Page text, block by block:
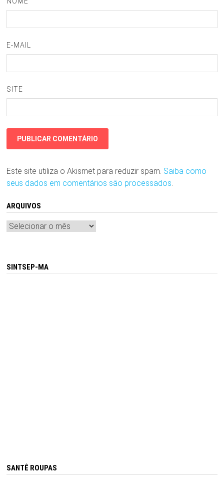
E-MAIL
SITE
Este site utiliza o Akismet para reduzir spam. Saiba como
seus dados em comentários são processados.
ARQUIVOS
Arquivos
SINTSEP-MA
SANTÊ ROUPAS